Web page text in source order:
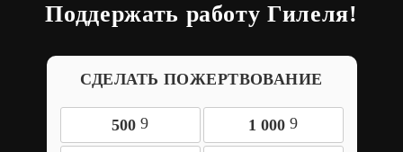
Поддержать работу Гилеля!
СДЕЛАТЬ ПОЖЕРТВОВАНИЕ
500 9 1 000 9